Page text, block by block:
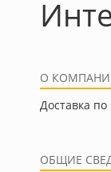
О
Доставка
ОБЩИЕ